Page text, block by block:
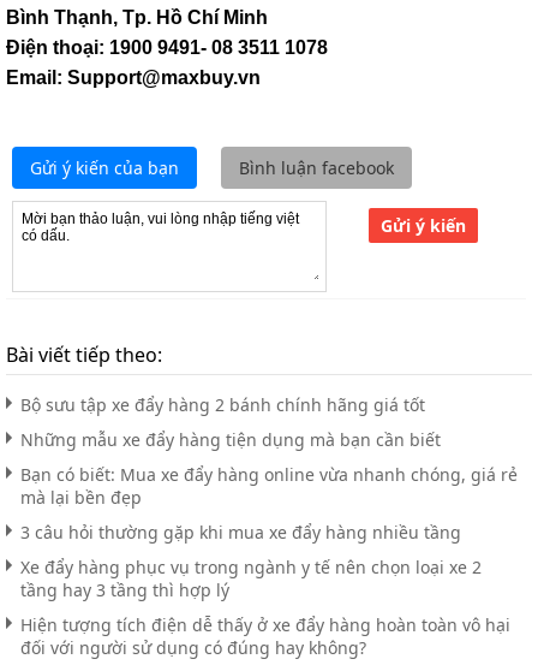
Bình Thạnh, Tp. Hồ Chí Minh
Điện thoại: 1900 9491- 08 3511 1078
Email: Support@maxbuy.vn
Gửi ý kiến của bạn Bình luận facebook
Gửi ý kiến
Bài viết tiếp theo:
Bộ sưu tập xe đẩy hàng 2 bánh chính hãng giá tốt
Những mẫu xe đẩy hàng tiện dụng mà bạn cần biết
Bạn có biết: Mua xe đẩy hàng online vừa nhanh chóng, giá rẻ
mà lại bền đẹp
3 câu hỏi thường gặp khi mua xe đẩy hàng nhiều tầng
Xe đẩy hàng phục vụ trong ngành y tế nên chọn loại xe 2
tầng hay 3 tầng thì hợp lý
Hiện tượng tích điện dễ thấy ở xe đẩy hàng hoàn toàn vô hại
đối với người sử dụng có đúng hay không?